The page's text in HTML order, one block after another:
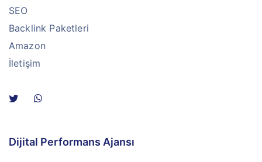
SEO
Backlink Paketleri
Amazon
İletişim
Dijital Performans Ajansı